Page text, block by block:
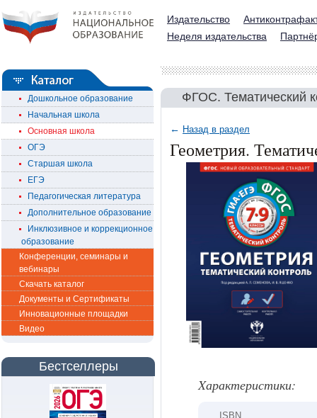
Издательство
Неделя издательства
Дошкольное образование
Начальная школа
Основная школа
ОГЭ
Старшая школа
ЕГЭ
Педагогическая литература
Дополнительное образование
Инклюзивное и коррекционное
образование
Конференции, семинары и
вебинары
Скачать каталог
Документы и Сертификаты
Инновационные площадки
Видео
Бестселлеры
ФГОС. Тематический
← Назад в раздел
Геометрия.
Xарактеристики:
ISBN